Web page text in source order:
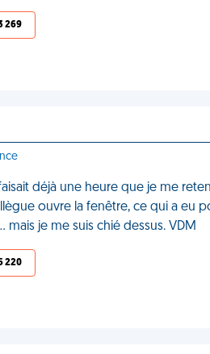
269
déjà une heure que je me
ouvre la fenêtre, ce qui a eu
je me suis chié dessus. VDM
220